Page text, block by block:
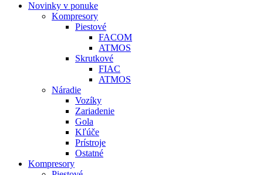
Novinky v ponuke
Kompresory
Piestové
FACOM
ATMOS
Skrutkové
FIAC
ATMOS
Náradie
Vozíky
Zariadenie
Gola
Kľúče
Prístroje
Ostatné
Kompresory